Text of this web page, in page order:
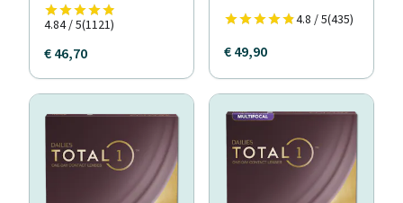
4.84 / 5(1121)
€ 46,70
4.8 / 5(435)
€ 49,90